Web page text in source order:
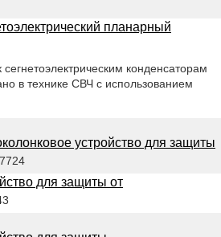
планарный
конденсаторам
в технике СВЧ с использованием
устройство для защиты
для защиты от